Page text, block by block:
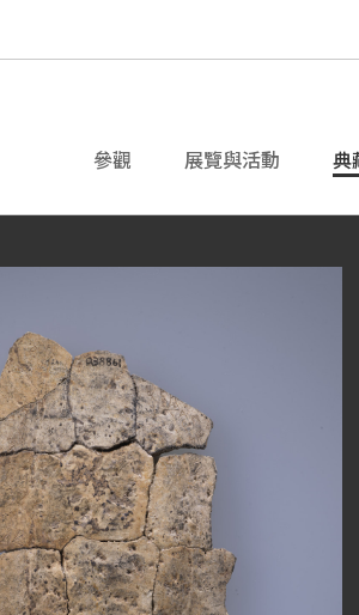
參觀 展覽與活動 典